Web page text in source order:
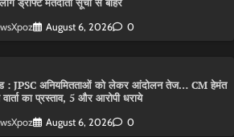
ड्राफ्ट मतदाता सूची से बाहर
August 6, 2026 0
: JPSC अनियमितताओं को लेकर आंदोलन तेज… CM हेमंत
वार्ता का प्रस्ताव, 5 और आरोपी धराये
August 6, 2026 0